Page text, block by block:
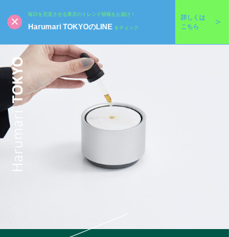
毎日を充実させる東京のトレンド情報をお届け！
Harumari TOKYOのLINE をチェック
詳しくは
こちら